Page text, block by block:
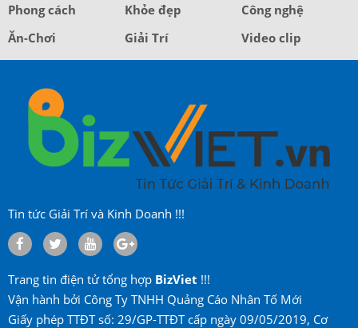
Phong cách
Khỏe đẹp
Công nghệ
Ăn-Chơi
Giải Trí Video clip
Tin tức Giải Trí và Kinh Doanh !!!
Trang tin điện tử tổng hợp BizViet !!!
Vận hành bởi Công Ty TNHH Quảng Cáo Nhân Tố Mới
Giấy phép TTĐT số: 29/GP-TTĐT cấp ngày 09/05/2019, Cơ